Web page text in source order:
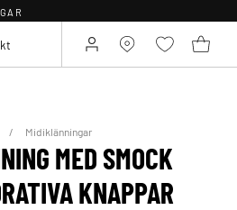
Midiklänningar
MED SMOCK
KNAPPAR